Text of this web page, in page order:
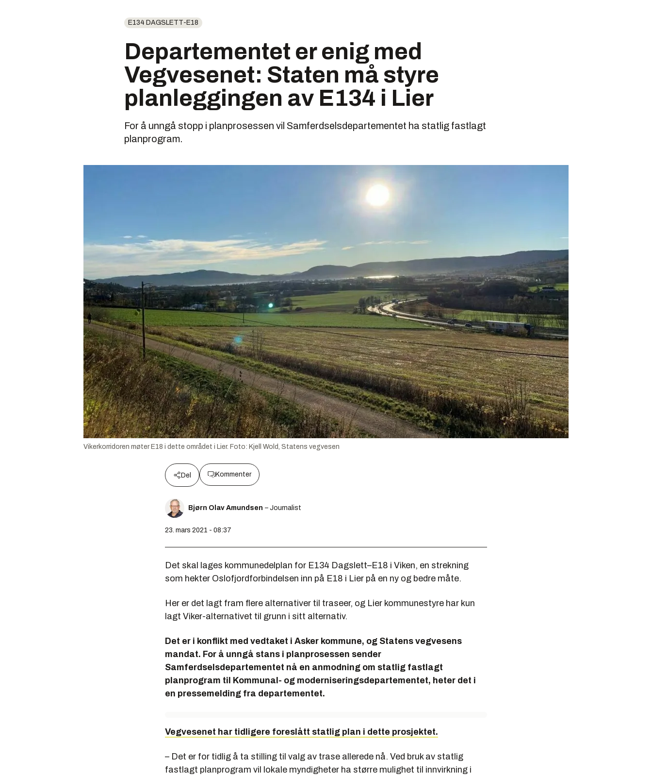
E134 DAGSLETT-E18
Departementet er enig med
Vegvesenet: Staten må styre
planleggingen av E134 i Lier
For å unngå stopp i planprosessen vil Samferdselsdepartementet ha statlig fastlagt
planprogram.
Vikerkorridoren møter E18 i dette området i Lier. Foto: Kjell Wold, Statens vegvesen
Del Kommenter
Bjørn Olav Amundsen – Journalist
23. mars 2021 - 08:37
Det skal lages kommunedelplan for E134 Dagslett–E18 i Viken, en strekning
som hekter Oslofjordforbindelsen inn på E18 i Lier på en ny og bedre måte.
Her er det lagt fram flere alternativer til traseer, og Lier kommunestyre har kun
lagt Viker-alternativet til grunn i sitt alternativ.
Det er i konflikt med vedtaket i Asker kommune, og Statens vegvesens
mandat. For å unngå stans i planprosessen sender
Samferdselsdepartementet nå en anmodning om statlig fastlagt
planprogram til Kommunal- og moderniseringsdepartementet, heter det i
en pressemelding fra departementet.
Vegvesenet har tidligere foreslått statlig plan i dette prosjektet.
– Det er for tidlig å ta stilling til valg av trase allerede nå. Ved bruk av statlig
fastlagt planprogram vil lokale myndigheter ha større mulighet til innvirkning i